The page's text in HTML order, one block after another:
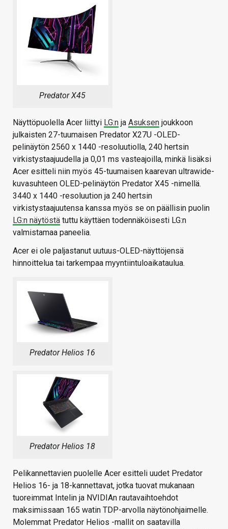
Predator X45
Näyttöpuolella Acer liittyi LG:n ja Asuksen joukkoon
julkaisten 27-tuumaisen Predator X27U -OLED-
pelinäytön 2560 x 1440 -resoluutiolla, 240 hertsin
virkistystaajuudella ja 0,01 ms vasteajoilla, minkä lisäksi
Acer esitteli niin myös 45-tuumaisen kaarevan ultrawide-
kuvasuhteen OLED-pelinäytön Predator X45 -nimellä.
3440 x 1440 -resoluution ja 240 hertsin
virkistystaajuutensa kanssa myös se on päällisin puolin
LG:n näytöstä tuttu käyttäen todennäköisesti LG:n
valmistamaa paneelia.
Acer ei ole paljastanut uutuus-OLED-näyttöjensä
hinnoittelua tai tarkempaa myyntiintuloaikataulua.
Predator Helios 16
Predator Helios 18
Pelikannettavien puolelle Acer esitteli uudet Predator
Helios 16- ja 18-kannettavat, jotka tuovat mukanaan
tuoreimmat Intelin ja NVIDIAn rautavaihtoehdot
maksimissaan 165 watin TDP-arvolla näytönohjaimelle.
Molemmat Predator Helios -mallit on saatavilla